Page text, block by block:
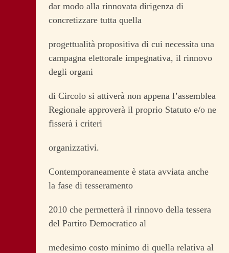
dar modo alla rinnovata dirigenza di
concretizzare tutta quella
progettualità propositiva di cui necessita una
campagna elettorale impegnativa, il rinnovo
degli organi
di Circolo si attiverà non appena l’assemblea
Regionale approverà il proprio Statuto e/o ne
fisserà i criteri
organizzativi.
Contemporaneamente è stata avviata anche
la fase di tesseramento
2010 che permetterà il rinnovo della tessera
del Partito Democratico al
medesimo costo minimo di quella relativa al